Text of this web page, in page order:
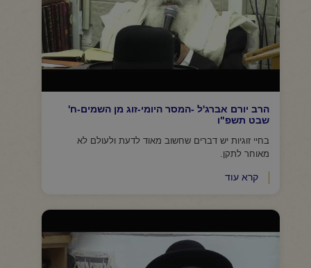
הרב יורם אברג'ל -המסר היומי-זוג מן השמים-ח'
שבט תשפ"ו
בחיי זוגיות יש דברים שחשוב מאוד לדעת ולעולם לא
מאוחר לתקן.
קרא עוד